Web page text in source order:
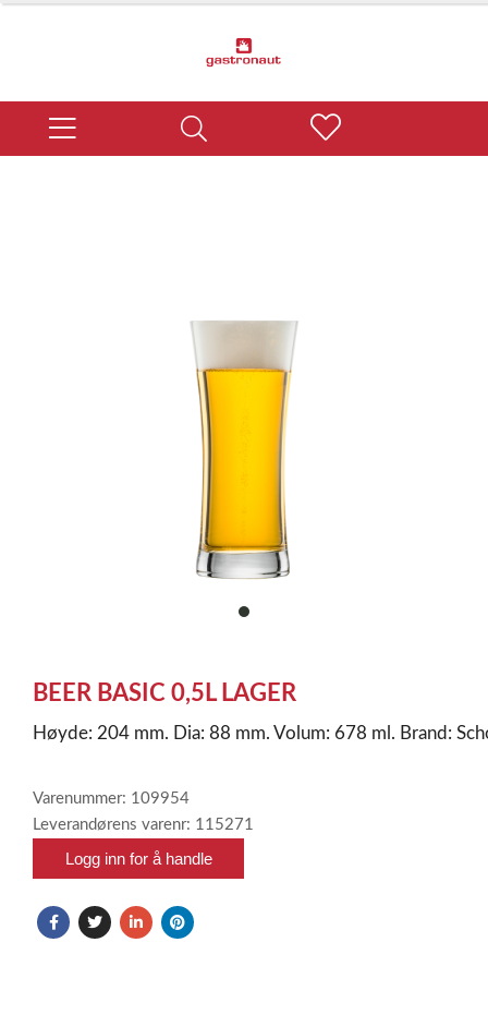
item
of
1
BEER BASIC 0,5L LAGER
Høyde: 204 mm. Dia: 88 mm. Volum: 678 ml. Brand:
Varenummer: 109954
Leverandørens varenr: 115271
Logg inn for å handle